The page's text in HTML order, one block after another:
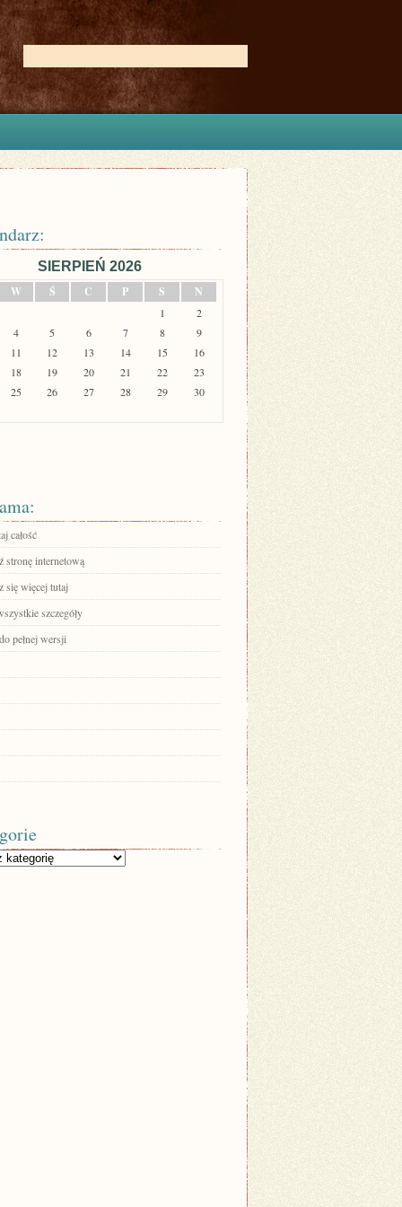
SIERPIEŃ 2026
W
Ś C P S N
1
2
4
5 6 7 8
9
11
12 13 14 15
16
18
19 20 21 22
23
25
26 27 28 29 30
całość
stronę internetową
się więcej tutaj
szczegóły
pełnej wersji